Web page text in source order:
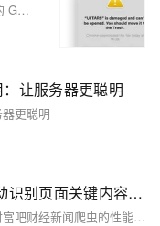
UI-TARS Desktop 是一款基于视觉语言模型的 GUI 代理应用，支持通过自然语言控制电脑操作，提供跨平台支持、实时反馈和精准的鼠标键盘控制。
让服务器更聪明
更聪明
深度学习在DOM解析中的应用：自动识别页面关键内容区块
本文探讨了如何通过深度学习模型优化东方财富吧财经新闻爬虫的性能。针对网络请求、DOM解析与模型推理等瓶颈，采用代理复用、批量推理、多线程并发及模型量化等策略，将单页耗时从5秒优化至2秒，提升60%以上。代码示例涵盖代理配置、TFLite模型加载、批量预测及多线程抓取，确保高效稳定运行，为大规模数据采集提供参考。